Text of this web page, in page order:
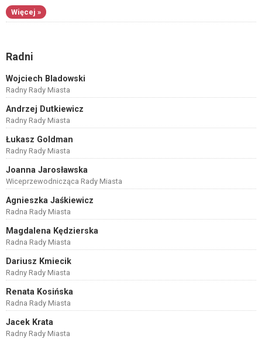
Więcej »
Radni
Wojciech Bladowski
Radny Rady Miasta
Andrzej Dutkiewicz
Radny Rady Miasta
Łukasz Goldman
Radny Rady Miasta
Joanna Jarosławska
Wiceprzewodnicząca Rady Miasta
Agnieszka Jaśkiewicz
Radna Rady Miasta
Magdalena Kędzierska
Radna Rady Miasta
Dariusz Kmiecik
Radny Rady Miasta
Renata Kosińska
Radna Rady Miasta
Jacek Krata
Radny Rady Miasta